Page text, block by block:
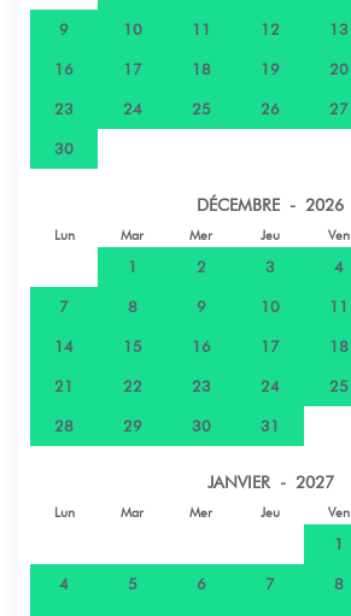
9 10 11 12 13
16 17 18 19 20
23 24 25 26 27
30
DÉCEMBRE - 2026
Lun Mar Mer Jeu Ven
1 2 3 4
7 8 9 10 11
14 15 16 17 18
21 22 23 24 25
28 29 30 31
JANVIER - 2027
Lun Mar Mer Jeu Ven
1
4 5 6 7 8